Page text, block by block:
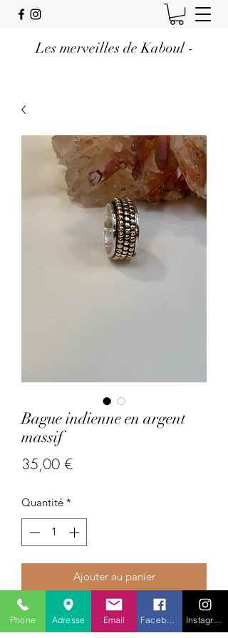
Les merveilles de Kaboul -
Bague indienne en argent
massif
35,00 €Prix
Quantité *
Ajouter au panier
Pays : Inde
Pierres précieuses :
Phone Adresse Email